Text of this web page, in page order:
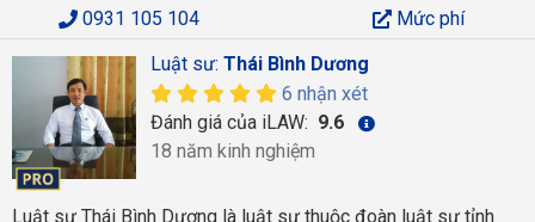
0931 105 104
Mức phí
Luật sư: Thái Bình Dương
6 nhận xét
Đánh giá của iLAW: 9.6
18 năm kinh nghiệm
Luật sư Thái Bình Dương là luật sư thuộc đoàn luật sư tỉnh